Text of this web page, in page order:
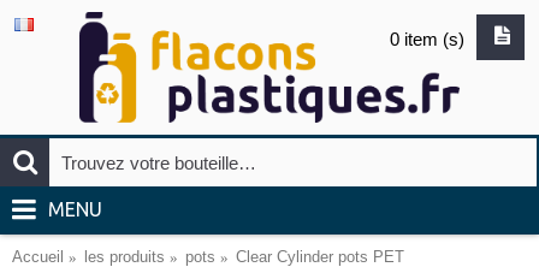
0 item (s)
MENU
Accueil les produits pots
Clear Cylinder pots PET